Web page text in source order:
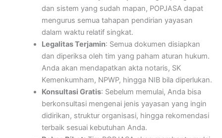
dan sistem yang sudah mapan, POPJASA dapat
mengurus semua tahapan pendirian yayasan
dalam waktu relatif singkat.
Legalitas Terjamin: Semua dokumen disiapkan
dan diperiksa oleh tim yang paham aturan hukum.
Anda akan mendapatkan akta notaris, SK
Kemenkumham, NPWP, hingga NIB bila diperlukan.
Konsultasi Gratis: Sebelum memulai, Anda bisa
berkonsultasi mengenai jenis yayasan yang ingin
didirikan, struktur organisasi, hingga rekomendasi
terbaik sesuai kebutuhan Anda.